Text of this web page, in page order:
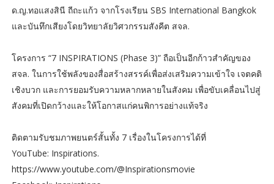
ด.ญ.ทอแสงสินี ถีถะแก้ว จากโรงเรียน SBS International Bangkok
และบันทึกเสียงโดยวิทยาลัยวิศวกรรมสังคีต สจล.
โครงการ “7 INSPIRATIONS (Phase 3)” ถือเป็นอีกก้าวสำคัญของ
สจล. ในการใช้พลังของสื่อสร้างสรรค์เพื่อส่งเสริมความเข้าใจ เจตคติ
เชิงบวก และการยอมรับความหลากหลายในสังคม เพื่อขับเคลื่อนไปสู่
สังคมที่เปิดกว้างและให้โอกาสแก่คนพิการอย่างแท้จริง
ติดตามรับชมภาพยนตร์สั้นทั้ง 7 เรื่องในโครงการได้ที่
YouTube: Inspirations.
https://www.youtube.com/@Inspirationsmovie